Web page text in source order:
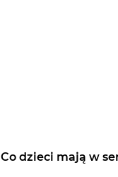
Co dzieci mają w